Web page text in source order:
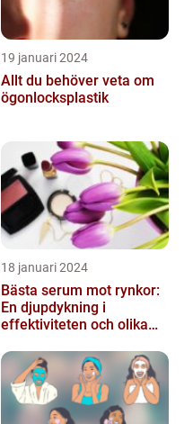
19 januari 2024
Allt du behöver veta om
ögonlocksplastik
18 januari 2024
Bästa serum mot rynkor:
En djupdykning i
effektiviteten och olika